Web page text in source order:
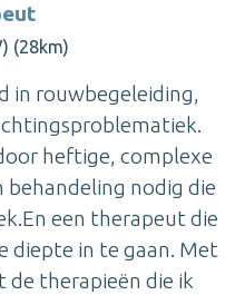
(28km)
in rouwbegeleiding,
heftige, complexe
nodig die
een therapeut die
diepte in te gaan. Met
de therapieën die ik